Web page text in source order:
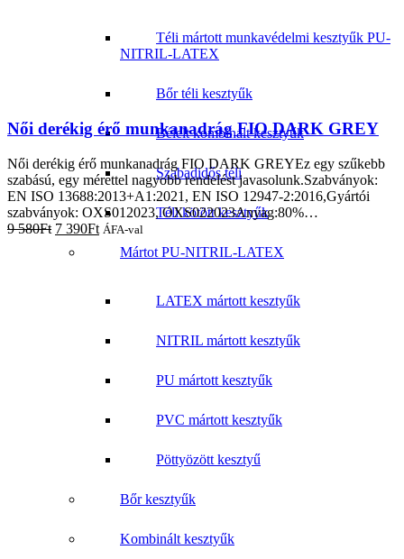
Téli mártott munkavédelmi kesztyűk PU-
NITRIL-LATEX
Bőr téli kesztyűk
Bélelt kombinált kesztyűk
Szabadidős téli
Téli kötött kesztyűk
Mártot PU-NITRIL-LATEX
LATEX mártott kesztyűk
NITRIL mártott kesztyűk
PU mártott kesztyűk
PVC mártott kesztyűk
Pöttyözött kesztyű
Bőr kesztyűk
Kombinált kesztyűk
Női derékig érő munkanadrág FIO DARK GREY
Női derékig érő munkanadrág FIO DARK GREYEz egy szűkebb
szabású, egy mérettel nagyobb rendelést javasolunk.Szabványok:
EN ISO 13688:2013+A1:2021, EN ISO 12947-2:2016,Gyártói
szabványok: OXS012023, OXS022023Anyag:80%…
9 580Ft 7 390Ft ÁFA-val